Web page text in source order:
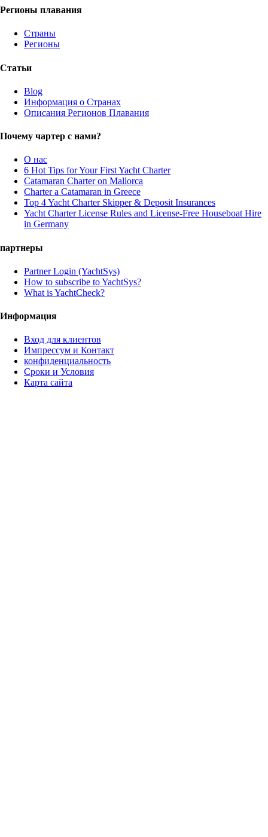
Регионы плавания
Страны
Регионы
Статьи
Blog
Информация о Странах
Описания Регионов Плавания
Почему чартер с нами?
О нас
6 Hot Tips for Your First Yacht Charter
Catamaran Charter on Mallorca
Charter a Catamaran in Greece
Top 4 Yacht Charter Skipper & Deposit Insurances
Yacht Charter License Rules and License-Free Houseboat Hire
in Germany
партнеры
Partner Login (YachtSys)
How to subscribe to YachtSys?
What is YachtCheck?
Информация
Вход для клиентов
Импрессум и Контакт
конфиденциальность
Сроки и Условия
Карта сайта